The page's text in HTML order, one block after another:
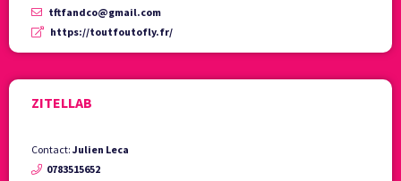
tftfandco@gmail.com
https://toutfoutofly.fr/
ZITELLAB
Contact: Julien Leca
0783515652